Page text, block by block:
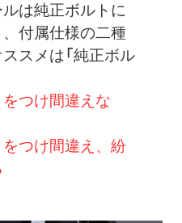
は純正ボルトに
付属仕様の二種
スメは「純正ボル
をつけ間違えな
をつけ間違え、紛